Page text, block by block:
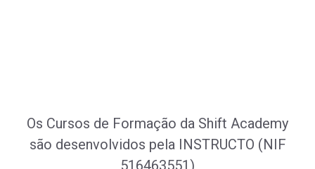
Os Cursos de Formação da Shift Academy
são desenvolvidos pela INSTRUCTO (NIF